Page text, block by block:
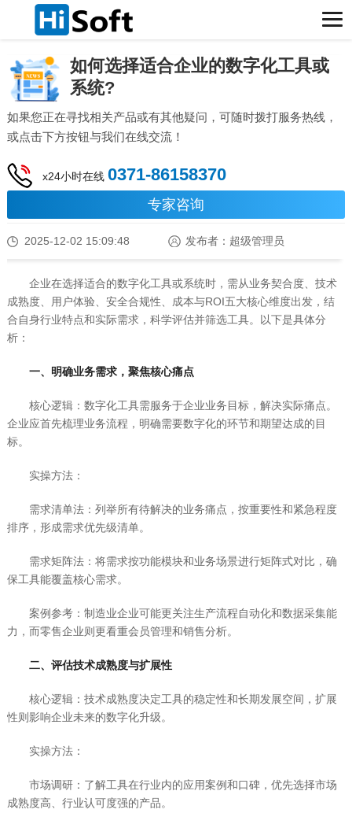
如何选择适合企业的数字化工具或
系统?
如果您正在寻找相关产品或有其他疑问，可随时拨打服务热线，
或点击下方按钮与我们在线交流！
x24小时在线 0371-86158370
专家咨询
2025-12-02 15:09:48 发布者：超级管理员
企业在选择适合的数字化工具或系统时，需从业务契合度、技术
成熟度、用户体验、安全合规性、成本与ROI五大核心维度出发，结
合自身行业特点和实际需求，科学评估并筛选工具。以下是具体分
析：
一、明确业务需求，聚焦核心痛点
核心逻辑：数字化工具需服务于企业业务目标，解决实际痛点。
企业应首先梳理业务流程，明确需要数字化的环节和期望达成的目
标。
实操方法：
需求清单法：列举所有待解决的业务痛点，按重要性和紧急程度
排序，形成需求优先级清单。
需求矩阵法：将需求按功能模块和业务场景进行矩阵式对比，确
保工具能覆盖核心需求。
案例参考：制造业企业可能更关注生产流程自动化和数据采集能
力，而零售企业则更看重会员管理和销售分析。
二、评估技术成熟度与扩展性
核心逻辑：技术成熟度决定工具的稳定性和长期发展空间，扩展
性则影响企业未来的数字化升级。
实操方法：
市场调研：了解工具在行业内的应用案例和口碑，优先选择市场
成熟度高、行业认可度强的产品。